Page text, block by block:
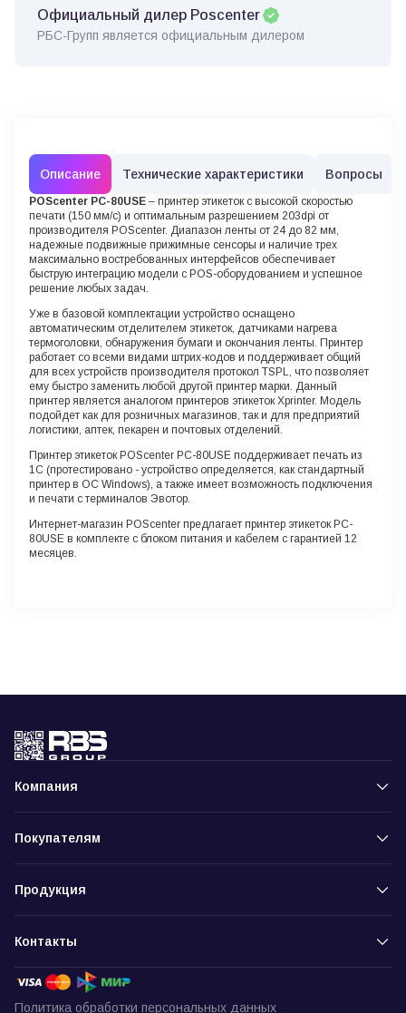
Официальный дилер Poscenter
РБС-Групп является официальным дилером
Описание Технические характеристики Вопросы
POScenter PC-80USE – принтер этикеток с высокой скоростью
печати (150 мм/с) и оптимальным разрешением 203dpi от
производителя POScenter. Диапазон ленты от 24 до 82 мм,
надежные подвижные прижимные сенсоры и наличие трех
максимально востребованных интерфейсов обеспечивает
быструю интеграцию модели с POS-оборудованием и успешное
решение любых задач.
Уже в базовой комплектации устройство оснащено
автоматическим отделителем этикеток, датчиками нагрева
термоголовки, обнаружения бумаги и окончания ленты. Принтер
работает со всеми видами штрих-кодов и поддерживает общий
для всех устройств производителя протокол TSPL, что позволяет
ему быстро заменить любой другой принтер марки. Данный
принтер является аналогом принтеров этикеток Xprinter. Модель
подойдет как для розничных магазинов, так и для предприятий
логистики, аптек, пекарен и почтовых отделений.
Принтер этикеток POScenter PC-80USE поддерживает печать из
1С (протестировано - устройство определяется, как стандартный
принтер в ОС Windows), а также имеет возможность подключения
и печати с терминалов Эвотор.
Интернет-магазин POScenter предлагает принтер этикеток PC-
80USE в комплекте с блоком питания и кабелем с гарантией 12
месяцев.
Компания
Покупателям
Продукция
Контакты
Политика обработки персональных данных